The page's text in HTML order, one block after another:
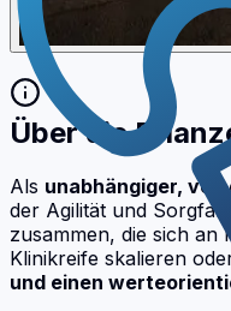
Über die
Als unabhängiger,
der Agilität und
zusammen, die sich an
Klinikreife skalieren
und einen